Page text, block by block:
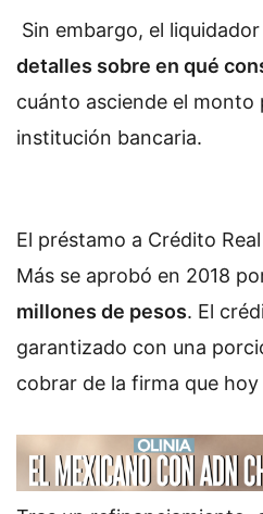
Sin embargo, el liquidador
detalles sobre en qué
cuánto asciende el monto
institución bancaria.
El préstamo a Crédito
Más se aprobó en 2018
millones de pesos. El
garantizado con una
cobrar de la firma que